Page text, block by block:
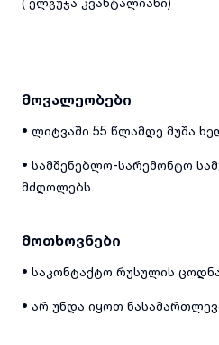
მოვალეობები
• ლიტვაში 55 წლამდე მუშა
• სამშენებლო-სარემონტო
მძღოლებს.
მოთხოვნები
• საკონტაქტო რუსულის
• არ უნდა იყოთ